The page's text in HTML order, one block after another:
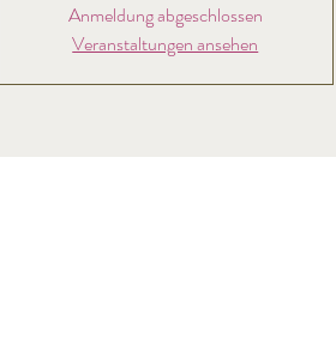
Anmeldung abgeschlossen
Veranstaltungen ansehen